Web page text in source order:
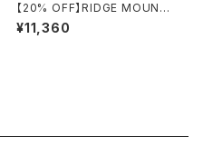
【20% OFF】RIDGE MOUNTA
IN GEAR / MERINO BASIC T
EE SHORT SLEEVE（H.CHAR
¥11,360